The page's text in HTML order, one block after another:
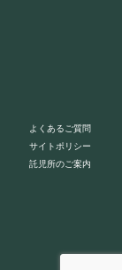
よくあるご質問
サイトポリシー
託児所のご案内